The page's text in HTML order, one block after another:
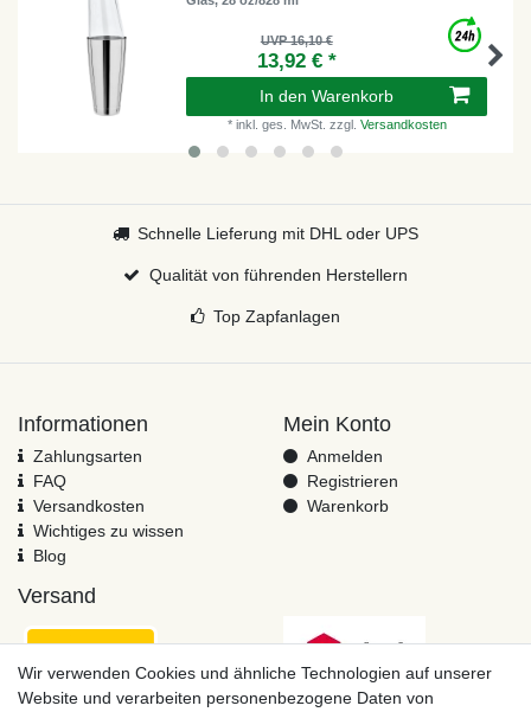
UVP 16,10 €
13,92 € *
In den Warenkorb
* inkl. ges. MwSt. zzgl. Versandkosten
Schnelle Lieferung mit DHL oder UPS
Qualität von führenden Herstellern
Top Zapfanlagen
Informationen
Zahlungsarten
FAQ
Versandkosten
Wichtiges zu wissen
Blog
Mein Konto
Anmelden
Registrieren
Warenkorb
Versand
Wir verwenden Cookies und ähnliche Technologien auf unserer
Website und verarbeiten personenbezogene Daten von